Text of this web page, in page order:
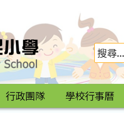
行政團隊 學校行事曆